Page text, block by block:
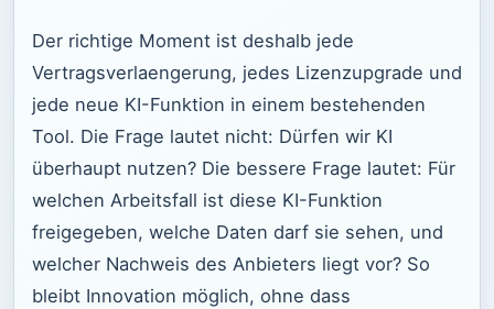
Der richtige Moment ist deshalb jede
Vertragsverlaengerung, jedes Lizenzupgrade und
jede neue KI-Funktion in einem bestehenden
Tool. Die Frage lautet nicht: Dürfen wir KI
überhaupt nutzen? Die bessere Frage lautet: Für
welchen Arbeitsfall ist diese KI-Funktion
freigegeben, welche Daten darf sie sehen, und
welcher Nachweis des Anbieters liegt vor? So
bleibt Innovation möglich, ohne dass